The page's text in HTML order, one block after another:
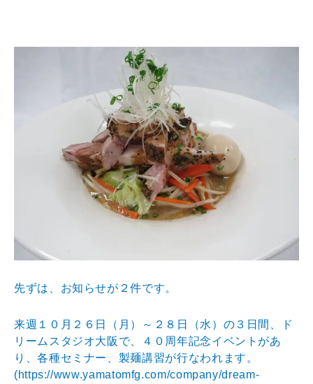
先ずは、お知らせが２件です。
来週１０月２６日（月）～２８日（水）の３日間、ド
リームスタジオ大阪で、４０周年記念イベントがあ
り、各種セミナー、製麺講習が行なわれます。
(https://www.yamatomfg.com/company/dream-